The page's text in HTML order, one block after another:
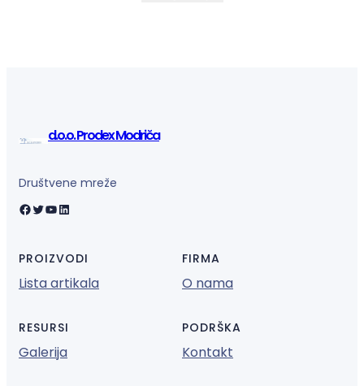
d.o.o. Prodex Modriča
Društvene mreže
Facebook Twitter YouTube LinkedIn
PROIZVODI
Lista artikala
FIRMA
O nama
RESURSI
Galerija
PODRŠKA
Kontakt